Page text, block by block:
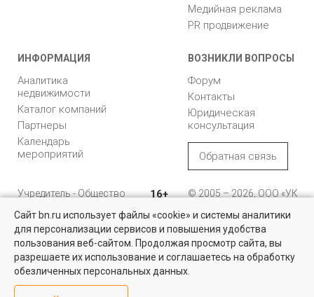
Медийная реклама
PR продвижение
ИНФОРМАЦИЯ
Аналитика
недвижимости
Каталог компаний
Партнеры
Календарь
мероприятий
ВОЗНИКЛИ ВОПРОСЫ
Форум
Контакты
Юридическая
консультация
Обратная связь
Учредитель - Общество
ответственностью
"Управляющая
компания "Бюллетень
недвижимости"
16+
© 2005 – 2026, ООО «УК
196105, Санкт-
Петербург, пр. Юрия
Гагарина, 1
8 (812) 331-93-56
Сайт bn.ru использует файлы «cookie» и системы аналитики
для персонализации сервисов и повышения удобства
пользования веб-сайтом. Продолжая просмотр сайта, вы
разрешаете их использование и соглашаетесь на обработку
обезличенных персональных данных.